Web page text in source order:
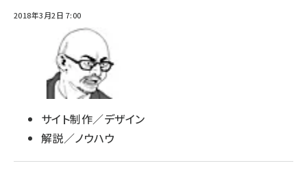
2018年3月2日 7:00
サイト制作／デザイン
解説／ノウハウ